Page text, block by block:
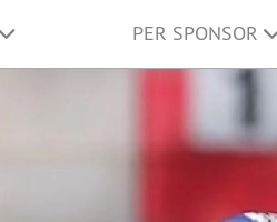
PER SPONSOR